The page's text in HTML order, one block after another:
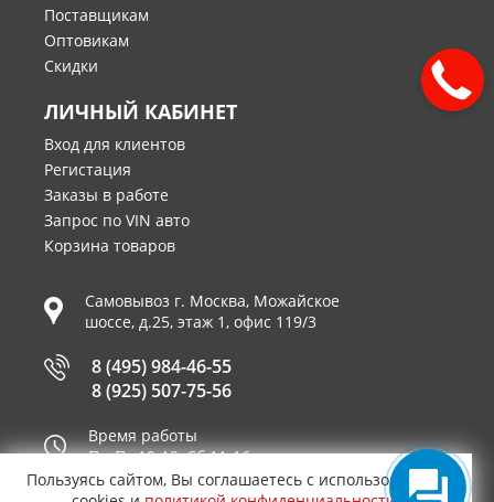
Поставщикам
Оптовикам
Скидки
ЛИЧНЫЙ КАБИНЕТ
Вход для клиентов
Регистация
Заказы в работе
Запрос по VIN авто
Корзина товаров
Самовывоз г. Москва, Можайское
шоссе, д.25, этаж 1, офис 119/3
8 (495) 984-46-55
8 (925) 507-75-56
Время работы
Пн-Пт 10-19, Сб 11-16
Пользуясь сайтом, Вы соглашаетесь с использованием